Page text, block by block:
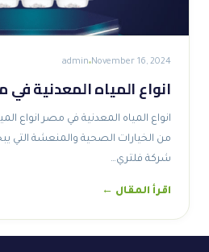
November 16, 2024
admin
انواع المياه المعدنية في
انواع المياه المعدنية في مصر انواع
من الخيارات الصحية والمنعشة التي
شركة فلتري…
اقرأ المقال ←